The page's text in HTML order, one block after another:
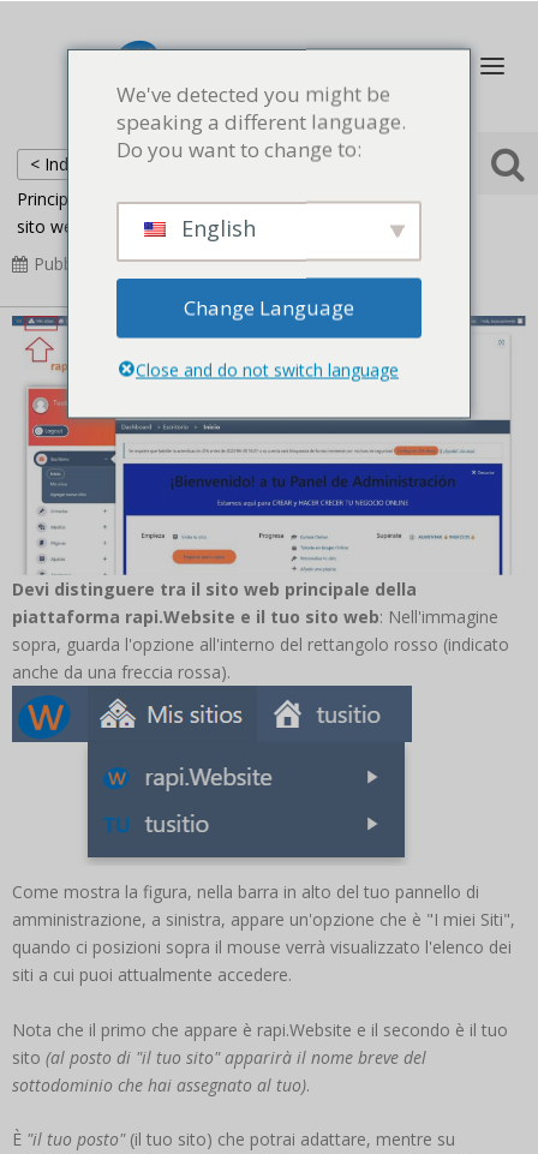
< Indietro
Principale
Domande frequenti
Differenza tra il tuo
sito web e rapi.Website
Pubblicato
2023-08-26 Aggiornato 2023-08-26
Devi distinguere tra il sito web principale della
piattaforma rapi.Website e il tuo sito web: Nell'immagine
sopra, guarda l'opzione all'interno del rettangolo rosso (indicato
anche da una freccia rossa).
Come mostra la figura, nella barra in alto del tuo pannello di
amministrazione, a sinistra, appare un'opzione che è "I miei Siti",
quando ci posizioni sopra il mouse verrà visualizzato l'elenco dei
siti a cui puoi attualmente accedere.
Nota che il primo che appare è rapi.Website e il secondo è il tuo
sito (al posto di "il tuo sito" apparirà il nome breve del
sottodominio che hai assegnato al tuo).
È "il tuo posto"(il tuo sito) che potrai adattare, mentre su
We've detected you might be
speaking a different language.
Do you want to change to:
English
Change Language
Close and do not switch language